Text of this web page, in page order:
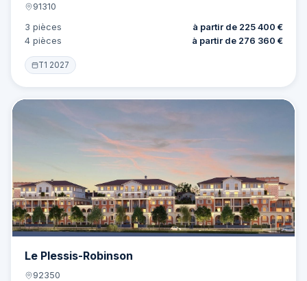
91310
3 pièces
à partir de 225 400 €
4 pièces
à partir de 276 360 €
T1 2027
Le Plessis-Robinson
92350